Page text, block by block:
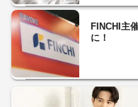
FINCHI主
に！